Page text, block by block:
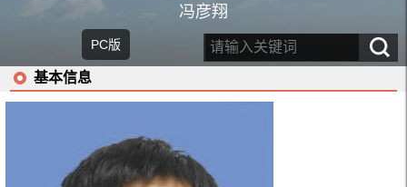
冯彦翔
基本信息
PC版